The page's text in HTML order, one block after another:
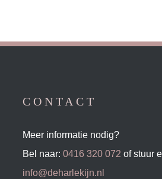
CONTACT
Meer informatie nodig?
Bel naar: 0416 320 072 of stuur
info@deharlekijn.nl